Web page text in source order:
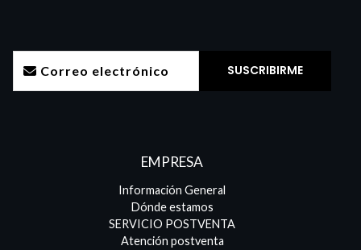
EMPRESA
Información General
Dónde estamos
SERVICIO POSTVENTA
Atención postventa